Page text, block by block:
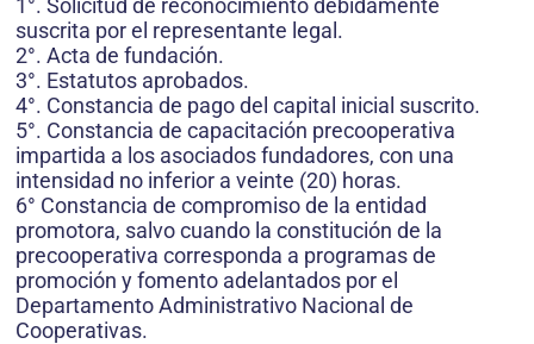
1°. Solicitud de reconocimiento debidamente
suscrita por el representante legal.
2°. Acta de fundación.
3°. Estatutos aprobados.
4°. Constancia de pago del capital inicial suscrito.
5°. Constancia de capacitación precooperativa
impartida a los asociados fundadores, con una
intensidad no inferior a veinte (20) horas.
6° Constancia de compromiso de la entidad
promotora, salvo cuando la constitución de la
precooperativa corresponda a programas de
promoción y fomento adelantados por el
Departamento Administrativo Nacional de
Cooperativas.